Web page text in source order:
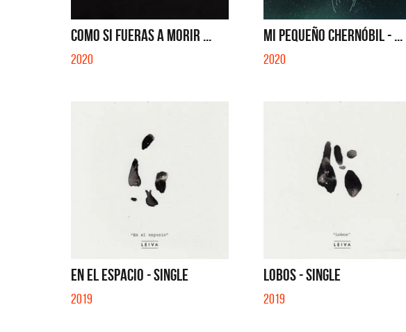
COMO SI FUERAS A MORIR ...
2020
MI PEQUEÑO CHERNÓBIL - ...
2020
EN EL ESPACIO - SINGLE
2019
LOBOS - SINGLE
2019